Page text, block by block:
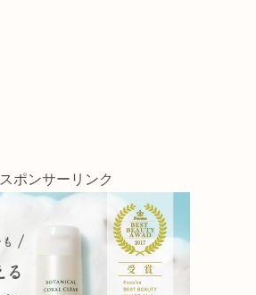
スポンサーリンク